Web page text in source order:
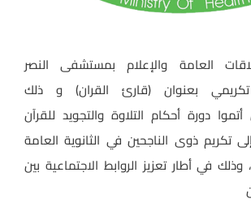
العامة والإعلام بمستشفى النصر
بعنوان (قارئ القران) و ذلك
دورة أحكام التلاوة والتجويد للقرآن
تكريم ذوى الناجحين في الثانوية العامة
في أطار تعزيز الروابط الاجتماعية بين